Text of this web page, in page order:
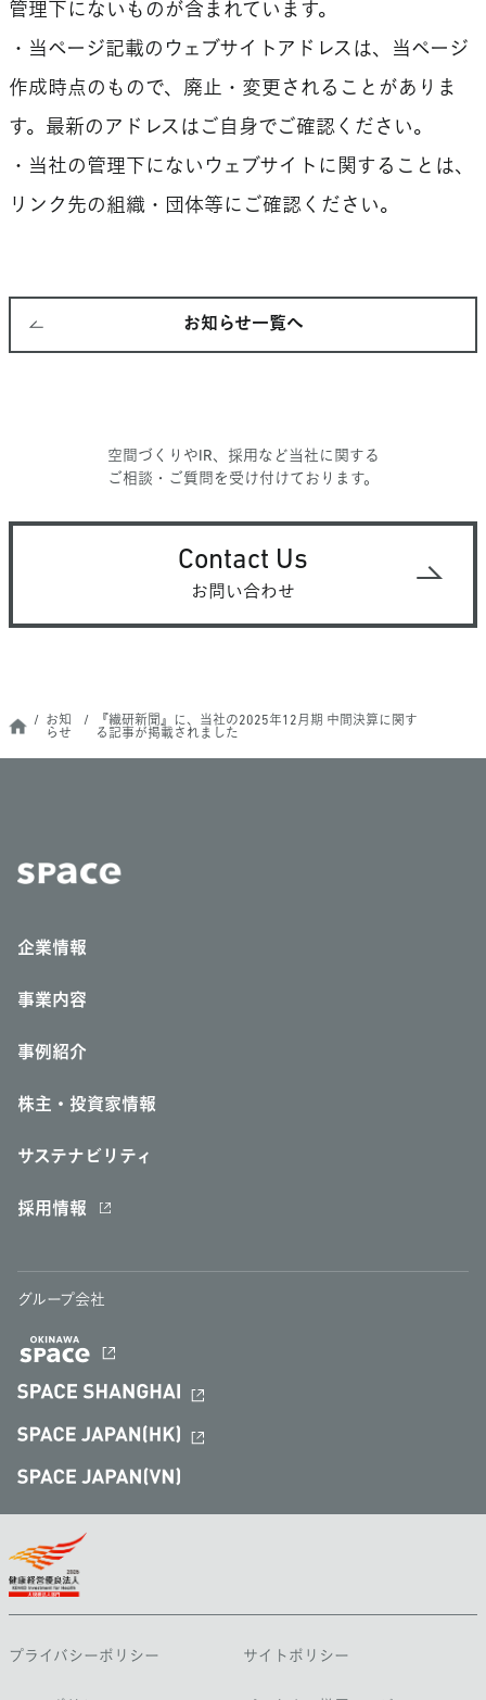
管理下にないものが含まれています。
・当ページ記載のウェブサイトアドレスは、当ページ
作成時点のもので、廃止・変更されることがありま
す。最新のアドレスはご自身でご確認ください。
・当社の管理下にないウェブサイトに関することは、
リンク先の組織・団体等にご確認ください。
お知らせ一覧へ
空間づくりやIR、採用など当社に関する
ご相談・ご質問を受け付けております。
Contact Us
お問い合わせ
お知
らせ
『繊研新聞』に、当社の2025年12月期 中間決算に関す
る記事が掲載されました
企業情報
事業内容
事例紹介
株主・投資家情報
サステナビリティ
採用情報
グループ会社
プライバシーポリシー サイトポリシー